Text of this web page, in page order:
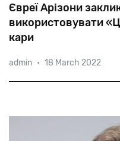
Євреї Арізони
використовувати
кари
Як відомо, за допомогою
мільйона осіб в газових
admin • 18 March 2022